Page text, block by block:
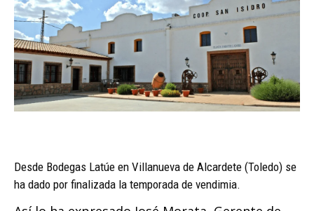
Desde Bodegas Latúe en Villanueva de Alcardete (Toledo) se
ha dado por finalizada la temporada de vendimia.